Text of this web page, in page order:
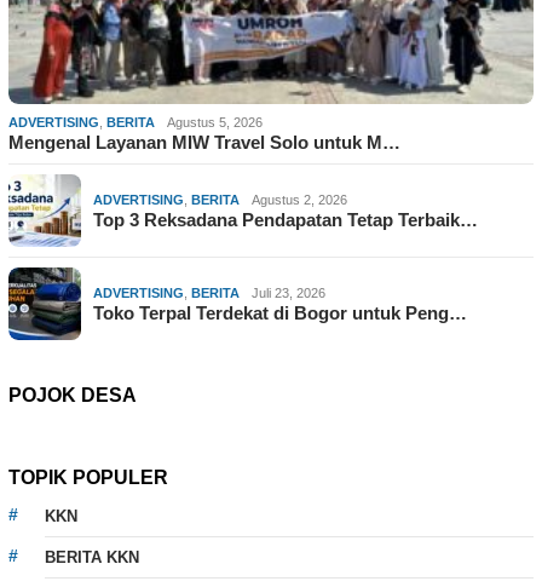
ADVERTISING, BERITA Agustus 5, 2026
Mengenal Layanan MIW Travel Solo untuk M…
ADVERTISING, BERITA Agustus 2, 2026
Top 3 Reksadana Pendapatan Tetap Terbaik…
ADVERTISING, BERITA Juli 23, 2026
Toko Terpal Terdekat di Bogor untuk Peng…
POJOK DESA
TOPIK POPULER
KKN
BERITA KKN